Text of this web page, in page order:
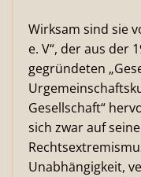
Wirksam sind sie
e. V“, der aus der
gegründeten
Gesellschaft“
sich zwar auf
Unabhängigkeit,